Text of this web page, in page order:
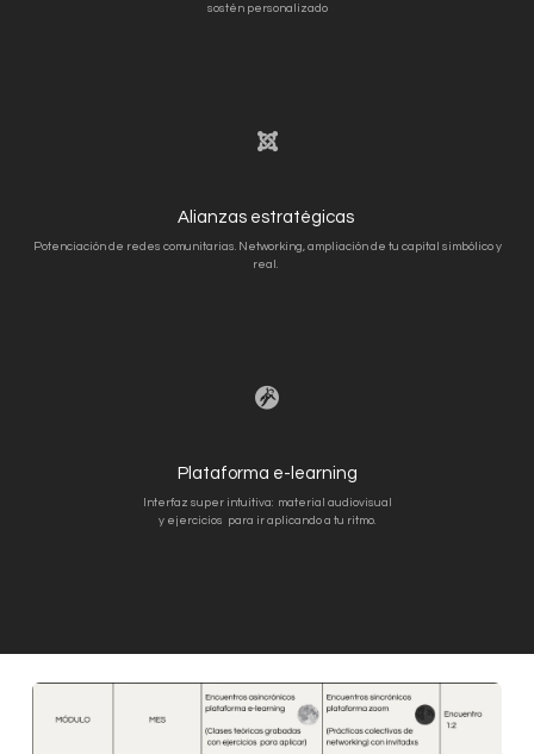
sostén personalizado
Alianzas estratégicas
Potenciación de redes comunitarias. Networking, ampliación de tu capital simbólico y
real.
Plataforma e-learning
Interfaz super intuitiva: material audiovisual
y ejercicios para ir aplicando a tu ritmo.